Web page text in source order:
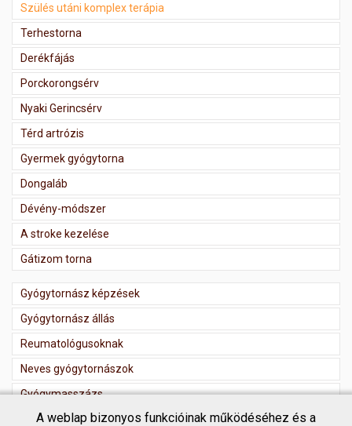
Szülés utáni komplex terápia
Terhestorna
Derékfájás
Porckorongsérv
Nyaki Gerincsérv
Térd artrózis
Gyermek gyógytorna
Dongaláb
Dévény-módszer
A stroke kezelése
Gátizom torna
Gyógytornász képzések
Gyógytornász állás
Reumatológusoknak
Neves gyógytornászok
Gyógymasszázs
Masszőr regisztráció
A weblap bizonyos funkcióinak működéséhez és a